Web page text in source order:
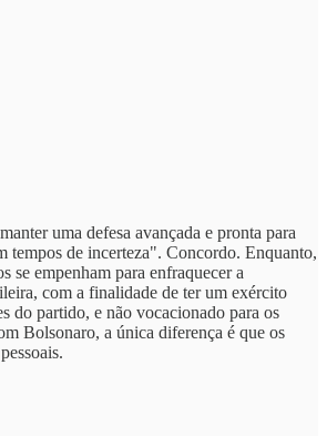
uma defesa avançada e pronta para
tempos de incerteza". Concordo. Enquanto,
se empenham para enfraquecer a
com a finalidade de ter um exército
do partido, e não vocacionado para os
Bolsonaro, a única diferença é que os